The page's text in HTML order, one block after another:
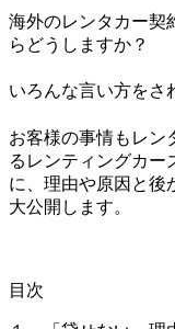
海外のレンタカー契
らどうしますか？
いろんな言い方をさ
お客様の事情もレン
るレンティングカー
に、理由や原因と後
大公開します。
目次